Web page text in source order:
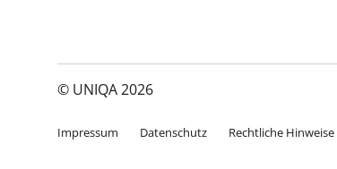
© UNIQA 2026
Impressum Datenschutz Rechtliche Hinweise